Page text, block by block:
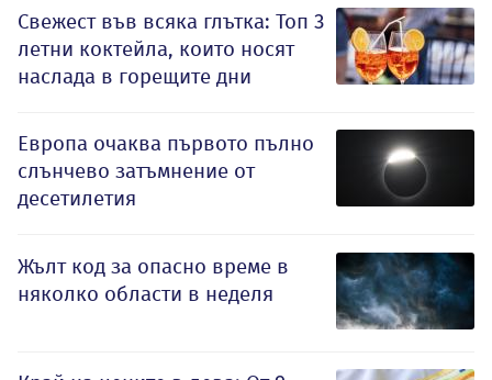
Свежест във всяка глътка: Топ 3
летни коктейла, които носят
наслада в горещите дни
Европа очаква първото пълно
слънчево затъмнение от
десетилетия
Жълт код за опасно време в
няколко области в неделя